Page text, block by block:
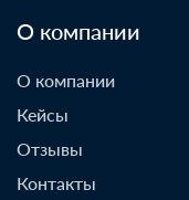
О компании
О компании
Кейсы
Отзывы
Контакты